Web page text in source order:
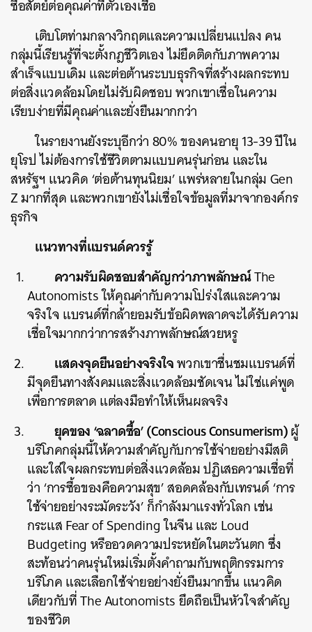
ซื่อสัตย์ต่อคุณค่าที่ตัวเองเชื่อ
เติบโตท่ามกลางวิกฤตและความเปลี่ยนแปลง คน
กลุ่มนี้เรียนรู้ที่จะตั้งกฎชีวิตเอง ไม่ยึดติดกับภาพความ
สำเร็จแบบเดิม และต่อต้านระบบธุรกิจที่สร้างผลกระทบ
ต่อสิ่งแวดล้อมโดยไม่รับผิดชอบ พวกเขาเชื่อในความ
เรียบง่ายที่มีคุณค่าและยั่งยืนมากกว่า
ในรายงานยังระบุอีกว่า 80% ของคนอายุ 13-39 ปีใน
ยุโรป ไม่ต้องการใช้ชีวิตตามแบบคนรุ่นก่อน และใน
สหรัฐฯ แนวคิด ‘ต่อต้านทุนนิยม’ แพร่หลายในกลุ่ม Gen
Z มากที่สุด และพวกเขายังไม่เชื่อใจข้อมูลที่มาจากองค์กร
ธุรกิจ
แนวทางที่แบรนด์ควรรู้
ความรับผิดชอบสำคัญกว่าภาพลักษณ์The
Autonomists ให้คุณค่ากับความโปร่งใสและความ
จริงใจ แบรนด์ที่กล้ายอมรับข้อผิดพลาดจะได้รับความ
เชื่อใจมากกว่าการสร้างภาพลักษณ์สวยหรู
แสดงจุดยืนอย่างจริงใจพวกเขาชื่นชมแบรนด์ที่
มีจุดยืนทางสังคมและสิ่งแวดล้อมชัดเจน ไม่ใช่แค่พูด
เพื่อการตลาด แต่ลงมือทำให้เห็นผลจริง
ยุคของ ‘ฉลาดซื้อ’ (Conscious Consumerism)ผู้
บริโภคกลุ่มนี้ให้ความสำคัญกับการใช้จ่ายอย่างมีสติ
และใส่ใจผลกระทบต่อสิ่งแวดล้อม ปฏิเสธความเชื่อที่
ว่า ‘การซื้อของคือความสุข’ สอดคล้องกับเทรนด์ ‘การ
ใช้จ่ายอย่างระมัดระวัง’ ก็กำลังมาแรงทั่วโลก เช่น
กระแส Fear of Spending ในจีน และ Loud
Budgeting หรืออวดความประหยัดในตะวันตก ซึ่ง
สะท้อนว่าคนรุ่นใหม่เริ่มตั้งคำถามกับพฤติกรรมการ
บริโภค และเลือกใช้จ่ายอย่างยั่งยืนมากขึ้น แนวคิด
เดียวกับที่ The Autonomists ยึดถือเป็นหัวใจสำคัญ
ของชีวิต